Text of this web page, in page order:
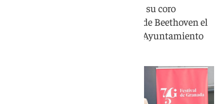
La Orquesta Ciudad de Granada y su coro
interpretarán la Novena Sinfonía de Beethoven el
sábado 18 de julio, en la Plaza del Ayuntamiento